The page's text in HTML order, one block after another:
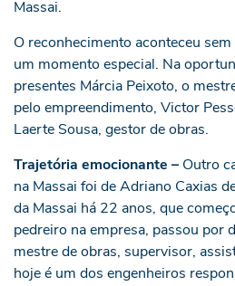
Massai.
O reconhecimento aconteceu
um momento especial. Na
presentes Márcia Peixoto, o
pelo empreendimento, Victor
Laerte Sousa, gestor de obras.
Trajetória emocionante – Outro
na Massai foi de Adriano Caxias
da Massai há 22 anos, que
pedreiro na empresa, passou por
mestre de obras, supervisor,
hoje é um dos engenheiros